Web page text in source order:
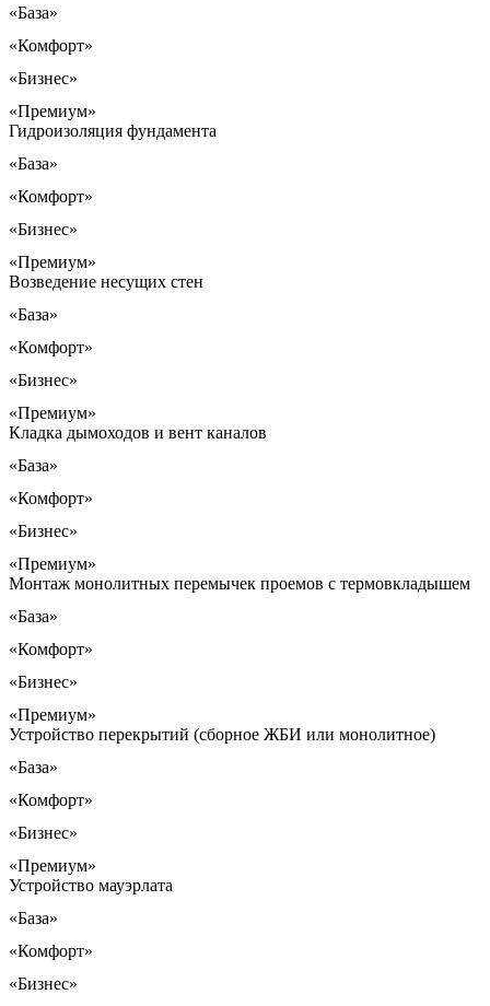
«База»
«Комфорт»
«Бизнес»
«Премиум»
Гидроизоляция фундамента
«База»
«Комфорт»
«Бизнес»
«Премиум»
Возведение несущих стен
«База»
«Комфорт»
«Бизнес»
«Премиум»
Кладка дымоходов и вент каналов
«База»
«Комфорт»
«Бизнес»
«Премиум»
Монтаж монолитных перемычек проемов с термовкладышем
«База»
«Комфорт»
«Бизнес»
«Премиум»
Устройство перекрытий (сборное ЖБИ или монолитное)
«База»
«Комфорт»
«Бизнес»
«Премиум»
Устройство мауэрлата
«База»
«Комфорт»
«Бизнес»